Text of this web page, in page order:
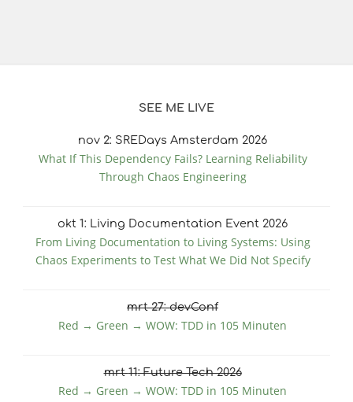
SEE ME LIVE
nov 2: SREDays Amsterdam 2026
What If This Dependency Fails? Learning Reliability
Through Chaos Engineering
okt 1: Living Documentation Event 2026
From Living Documentation to Living Systems: Using
Chaos Experiments to Test What We Did Not Specify
mrt27: devConf
Red → Green → WOW: TDD in 105 Minuten
mrt11: Future Tech 2026
Red → Green → WOW: TDD in 105 Minuten